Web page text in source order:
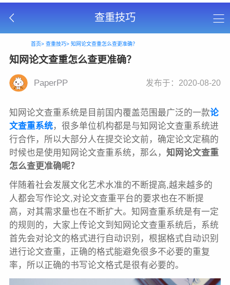
查重技巧
首页> 查重技巧> 知网论文查重怎么查更准确？
知网论文查重怎么查更准确？
PaperPP 发布于：2020-08-20
知网论文查重系统是目前国内覆盖范围最广泛的一款论
文查重系统，很多单位机构都是与知网论文查重系统进
行合作，所以大部分人在提交论文前，确定论文定稿的
时候也是使用知网论文查重系统，那么， 知网论文查重
怎么查更准确呢？
伴随着社会发展文化艺术水准的不断提高,越来越多的
人都会写作论文,对论文查重平台的要求也在不断提
高，对其需求量也在不断扩大。知网查重系统是有一定
的规则的，大家上传论文到知网论文查重系统后，系统
首先会对论文的格式进行自动识别，根据格式自动识别
进行论文查重，正确的格式能避免很多不必要的重复
率，所以正确的书写论文格式是很有必要的。